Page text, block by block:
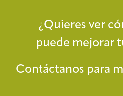
¿Quieres ver
puede mejorar
Contáctanos para